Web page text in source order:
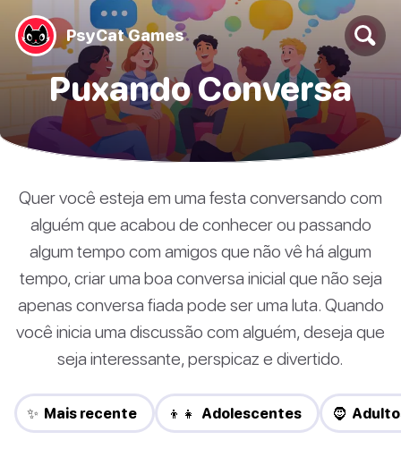
PsyCat Games
Puxando Conversa
Quer você esteja em uma festa conversando com
alguém que acabou de conhecer ou passando
algum tempo com amigos que não vê há algum
tempo, criar uma boa conversa inicial que não seja
apenas conversa fiada pode ser uma luta. Quando
você inicia uma discussão com alguém, deseja que
seja interessante, perspicaz e divertido.
✨ Mais recente 👦👧 Adolescentes 🧔